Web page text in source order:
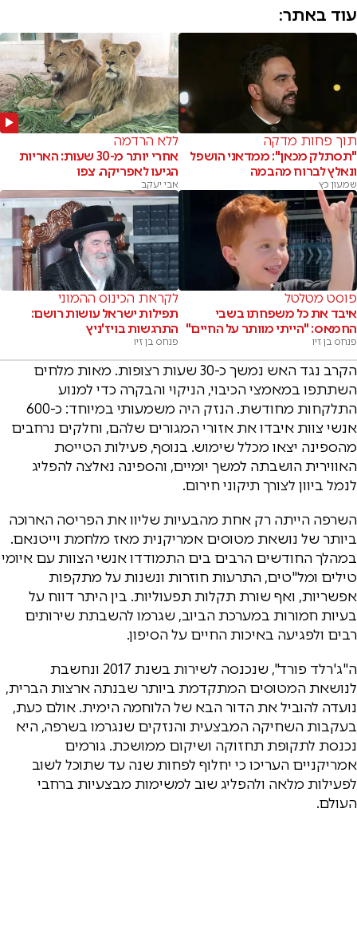
עוד באתר:
תוך פחות מדקה
"תסתלק מכאן": ממדאני הושפל
ונאלץ לברוח מהבמה
שמעון כץ
ללא הרדמה
אחרי יותר מ-30 שעות: האריות
הגיעו לאפריקה. צפו
אבי יעקב
פוסט מטלטל
איבד את כל משפחתו בשבי
החמאס: "הייתי מוותר על החיים"
פנחס בן זיו
לקראת הכינוס ההמוני
תפילות ישראל עושות רושם:
התרגשות בויז'ניץ
פנחס בן זיו
הקרב נגד האש נמשך כ-30 שעות רצופות. מאות מלחים
השתתפו במאמצי הכיבוי, הניקוי והבקרה כדי למנוע
התלקחות מחודשת. הנזק היה משמעותי במיוחד: כ-600
אנשי צוות איבדו את אזורי המגורים שלהם, וחלקים נרחבים
מהספינה יצאו מכלל שימוש. בנוסף, פעילות הטייסת
האווירית הושבתה למשך יומיים, והספינה נאלצה להפליג
לנמל ביוון לצורך תיקוני חירום.
השרפה הייתה רק אחת מהבעיות שליוו את הפריסה הארוכה
ביותר של נושאת מטוסים אמריקנית מאז מלחמת וייטנאם.
במהלך החודשים הרבים בים התמודדו אנשי הצוות עם איומי
טילים ומל"טים, התרעות חוזרות ונשנות על מתקפות
אפשריות, ואף שורת תקלות תפעוליות. בין היתר דווח על
בעיות חמורות במערכת הביוב, שגרמו להשבתת שירותים
רבים ולפגיעה באיכות החיים על הסיפון.
ה"ג'רלד פורד", שנכנסה לשירות בשנת 2017 ונחשבת
לנושאת המטוסים המתקדמת ביותר שבנתה ארצות הברית,
נועדה להוביל את הדור הבא של הלוחמה הימית. אולם כעת,
בעקבות השחיקה המבצעית והנזקים שנגרמו בשרפה, היא
נכנסת לתקופת תחזוקה ושיקום ממושכת. גורמים
אמריקניים העריכו כי יחלוף לפחות שנה עד שתוכל לשוב
לפעילות מלאה ולהפליג שוב למשימות מבצעיות ברחבי
העולם.